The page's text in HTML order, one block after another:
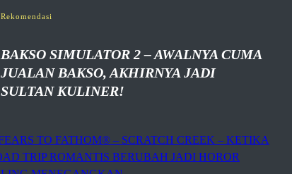
Rekomendasi
BAKSO SIMULATOR 2 – AWALNYA CUMA
JUALAN BAKSO, AKHIRNYA JADI
SULTAN KULINER!